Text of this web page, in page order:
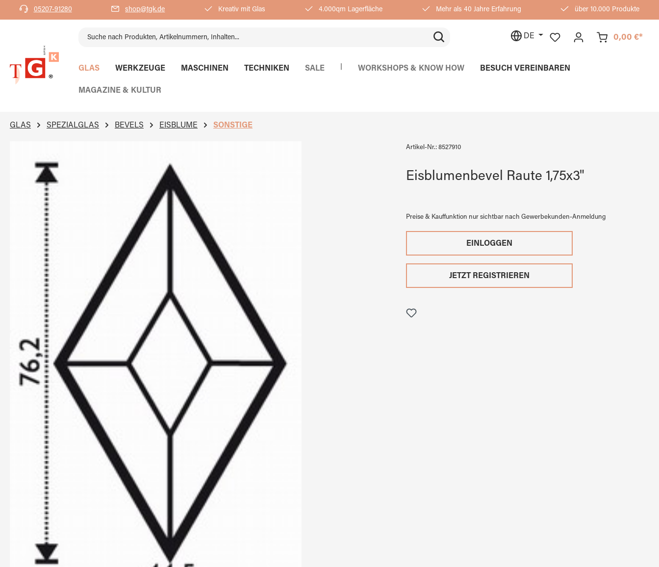
Zur Hauptnavigation springen
05207-91280 shop@tgk.de Kreativ mit Glas 4.000qm Lagerfläche Mehr als 40 Jahre Erfahrung über 10.000 Produkte
DE 0,00 €*
GLAS WERKZEUGE MASCHINEN TECHNIKEN SALE WORKSHOPS & KNOW HOW BESUCH VEREINBAREN
MAGAZINE & KULTUR
GLAS SPEZIALGLAS BEVELS EISBLUME SONSTIGE
Artikel-Nr.: 8527910
Eisblumenbevel Raute 1,75x3"
Preise & Kauffunktion nur sichtbar nach Gewerbekunden-Anmeldung
EINLOGGEN
JETZT REGISTRIEREN